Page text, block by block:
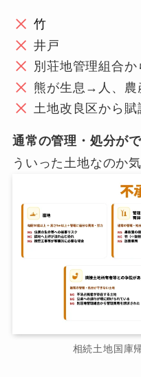
竹
井戸
別荘地管理組合
熊が生息→人、農
土地改良区から賦
通常の管理・処分が
ういった土地なのか
相続土地国庫